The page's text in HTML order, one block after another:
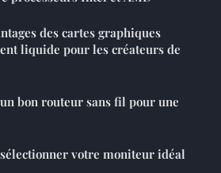
des cartes graphiques
liquide pour les créateurs de
bon routeur sans fil pour une
votre moniteur idéal